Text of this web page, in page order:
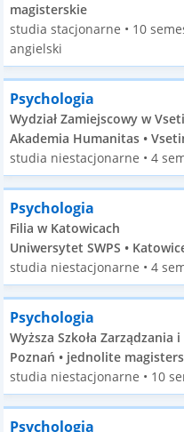
magisterskie
studia stacjonarne • 10
angielski
Psychologia
Wydział Zamiejscowy w
Akademia Humanitas •
studia niestacjonarne • 4
Psychologia
Filia w Katowicach
Uniwersytet SWPS •
studia niestacjonarne • 4
Psychologia
Wyższa Szkoła Zarządzania
Poznań • jednolite
studia niestacjonarne • 10
Psychologia